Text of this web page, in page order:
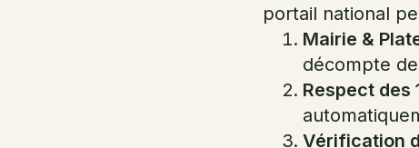
portail national
Mairie &
décompte
Respect des
Vérification